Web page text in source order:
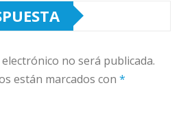
no será publicada.
están marcados con *